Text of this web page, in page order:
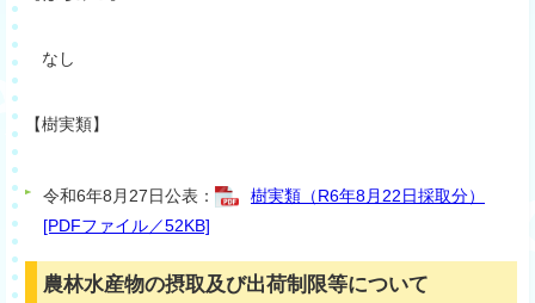
なし
【樹実類】
令和6年8月27日公表：
樹実類（R6年8月22日採取分）
[PDFファイル／52KB]
農林水産物の摂取及び出荷制限等について